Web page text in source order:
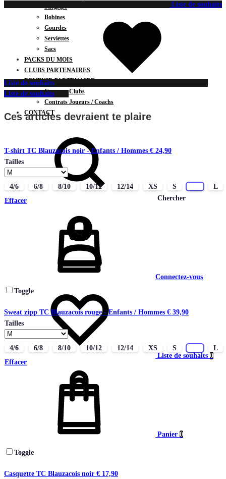
Surgrips
Bobines
Gourdes
Serviettes
Sacs
PACKS DU MOIS
CLUBS PARTENAIRES
DEVENIR PARTENAIRE
Contrats Clubs
Contrats Joueurs / Coachs
CONTACT
Chercher
Connectez-vous
Liste de souhaits 0
Panier 0
Liste de souhaits
Liste de souhaits
Liste de souhaits
Ces articles devraient te plaire
T-shirt TC Blauzacois noir - Enfants / Hommes € 24,90
Tailles
4/6 6/8 8/10 10/12 12/14 XS S
L
Effacer
Toggle
Sweat zipp TC Blauzacois rouge - Enfants / Hommes € 39,90
Tailles
4/6 6/8 8/10 10/12 12/14 XS S
L
Effacer
Toggle
Casquette TC Blauzacois noir € 17,90